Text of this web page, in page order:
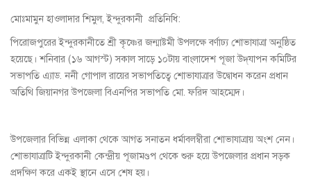
মোঃমামুন হাওলাদার শিমুল, ইন্দুরকানী প্রতিনিধি:
পিরোজপুরের ইন্দুরকানীতে শ্রী কৃষ্ণের জন্মাষ্টমী উপলক্ষে বর্ণাঢ্য শোভাযাত্রা অনুষ্ঠিত
হয়েছে। শনিবার (১৬ আগস্ট) সকাল সাড়ে ১০টায় বাংলাদেশ পূজা উদ্‌যাপন কমিটির
সভাপতি এ্যাড. ননী গোপাল রায়ের সভাপতিত্বে শোভাযাত্রার উদ্বোধন করেন প্রধান
অতিথি জিয়ানগর উপজেলা বিএনপির সভাপতি মো. ফরিদ আহম্মেদ।
উপজেলার বিভিন্ন এলাকা থেকে আগত সনাতন ধর্মাবলম্বীরা শোভাযাত্রায় অংশ নেন।
শোভাযাত্রাটি ইন্দুরকানী কেন্দ্রীয় পূজামণ্ডপ থেকে শুরু হয়ে উপজেলার প্রধান সড়ক
প্রদক্ষিণ করে একই স্থানে এসে শেষ হয়।